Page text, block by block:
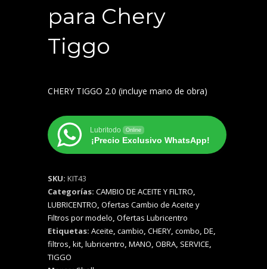
para Chery
Tiggo
CHERY TIGGO 2.0 (incluye mano de obra)
Lubritodo Online
¡Precio Exclusivo WhatsApp!
SKU: KIT43
Categorías: CAMBIO DE ACEITE Y FILTRO,
LUBRICENTRO, Ofertas Cambio de Aceite y
Filtros por modelo, Ofertas Lubricentro
Etiquetas: Aceite, cambio, CHERY, combo, DE,
filtros, kit, lubricentro, MANO, OBRA, SERVICE,
TIGGO